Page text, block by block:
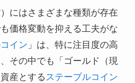
にはさまざまな種類が存在
価格変動を抑える工夫がな
イン 」は、特に注目度の高
その中でも「ゴールド（現
産とするステーブルコイン